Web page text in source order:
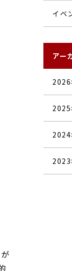
イベ
アー
2026
2025
2024
2023